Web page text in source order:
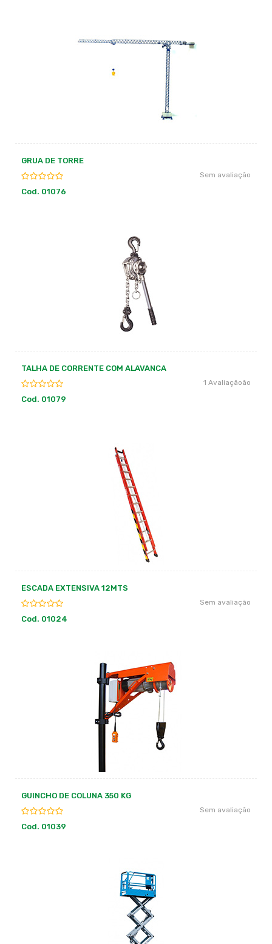
GRUA DE TORRE
Sem avaliação
Cod. 01076
TALHA DE CORRENTE COM ALAVANCA
1 Avaliaçãoão
Cod. 01079
ESCADA EXTENSIVA 12MTS
Sem avaliação
Cod. 01024
GUINCHO DE COLUNA 350 KG
Sem avaliação
Cod. 01039